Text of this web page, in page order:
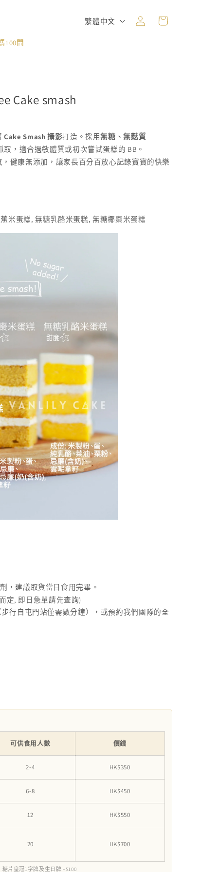
100問
語
繁體中文
登
入
物
Cake smash
Cake Smash 攝影打造。採用無糖、無麩質
，適合過敏體質或初次嘗試蛋糕的 BB。
健康無添加，讓家長百分百放心記錄寶寶的快樂
米蛋糕,無糖乳酪米蛋糕, 無糖椰棗米蛋糕
，建議取貨當日食用完畢。
定, 即日急單請先查詢)
行自屯門站僅需數分鐘），或預約我們團隊的全
可供食用人數 價錢
2-4 HK$350
6-8 HK$450
12 HK$550
20 HK$700
片皇冠1字牌及生日牌 +$100